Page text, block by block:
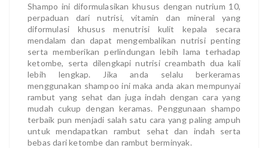
Shampo ini diformulasikan khusus dengan nutrium 10,
perpaduan dari nutrisi, vitamin dan mineral yang
diformulasi khusus menutrisi kulit kepala secara
mendalam dan dapat mengembalikan nutrisi penting
serta memberikan perlindungan lebih lama terhadap
ketombe, serta dilengkapi nutrisi creambath dua kali
lebih lengkap. Jika anda selalu berkeramas
menggunakan shampoo ini maka anda akan mempunyai
rambut yang sehat dan juga indah dengan cara yang
mudah cukup dengan keramas. Penggunaan shampo
terbaik pun menjadi salah satu cara yang paling ampuh
untuk mendapatkan rambut sehat dan indah serta
bebas dari ketombe dan rambut berminyak.